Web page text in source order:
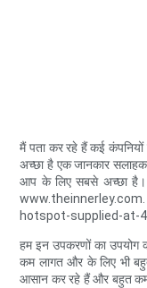
मैं पता कर रहे हैं कई
अच्छा है एक जानकार
आप के लिए सबसे अच्छा
hotspot-supplied-at-
हम इन उपकरणों का उपयोग
कम लागत और के लिए भी
आसान कर रहे हैं और बहुत कम